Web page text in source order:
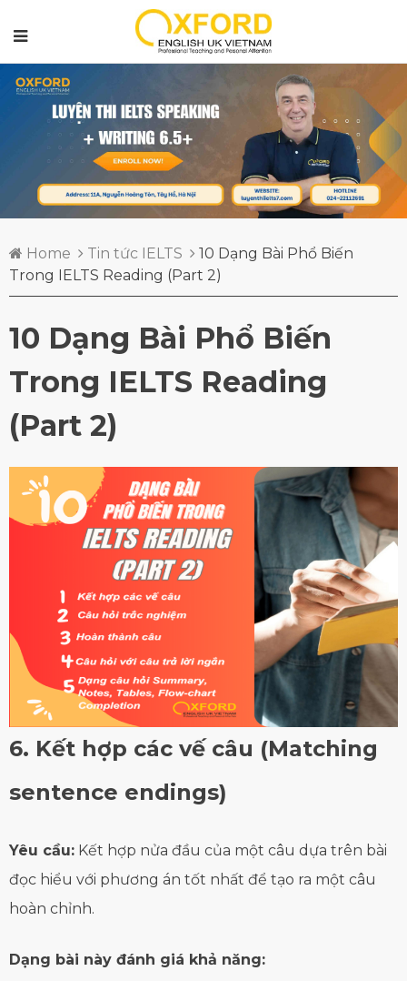
Home Tin tức IELTS
10 Dạng Bài Phổ Biến
Trong IELTS Reading (Part 2)
10 Dạng Bài Phổ Biến
Trong IELTS Reading
(Part 2)
6. Kết hợp các vế câu (Matching
sentence endings)
Yêu cầu: Kết hợp nửa đầu của một câu dựa trên bài
đọc hiểu với phương án tốt nhất để tạo ra một câu
hoàn chỉnh.
Dạng bài này đánh giá khả năng: